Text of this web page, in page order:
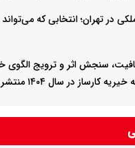
در تهران؛ انتخابی که
سنجش اثر و ترویج الگوی
کارساز در سال ۱۴۰۴ منتشر شد